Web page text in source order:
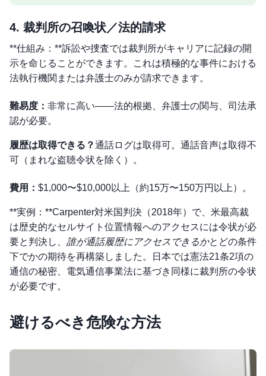
4. 裁判所の召喚状／法的請求
**仕組み：**訴訟や捜査では裁判所がキャリアに記録の開
示を命じることができます。これは積極的な事件における
法執行機関または弁護士のみが請求できます。
難易度： 非常に高い——法的根拠、弁護士の関与、司法承
認が必要。
履歴は取得できる？通話ログは取得可。通話音声は取得不
可（まれな盗聴令状を除く）。
費用： $1,000〜$10,000以上（約15万〜150万円以上）。
**実例：**Carpenter対米国判決（2018年）で、米最高裁
は歴史的なセルサイト位置情報へのアクセスには令状が必
要と判決し、 誰が通話履歴にアクセスできるかとどの条件
下でかの期待を再構築しました。日本では憲法21条2項の
通信の秘密、電気通信事業法に基づき同様に裁判所の令状
が必要です。
避けるべき危険な方法